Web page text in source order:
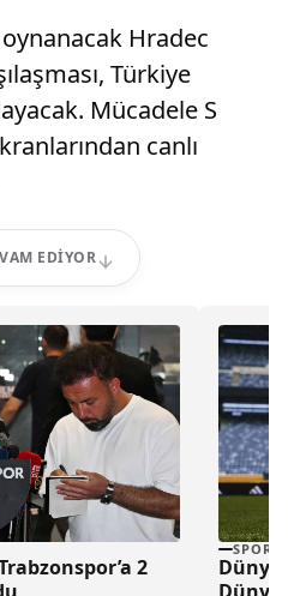
Hradec
Türkiye
Mücadele S
canlı
EDIYOR
2
SPOR
Dünya